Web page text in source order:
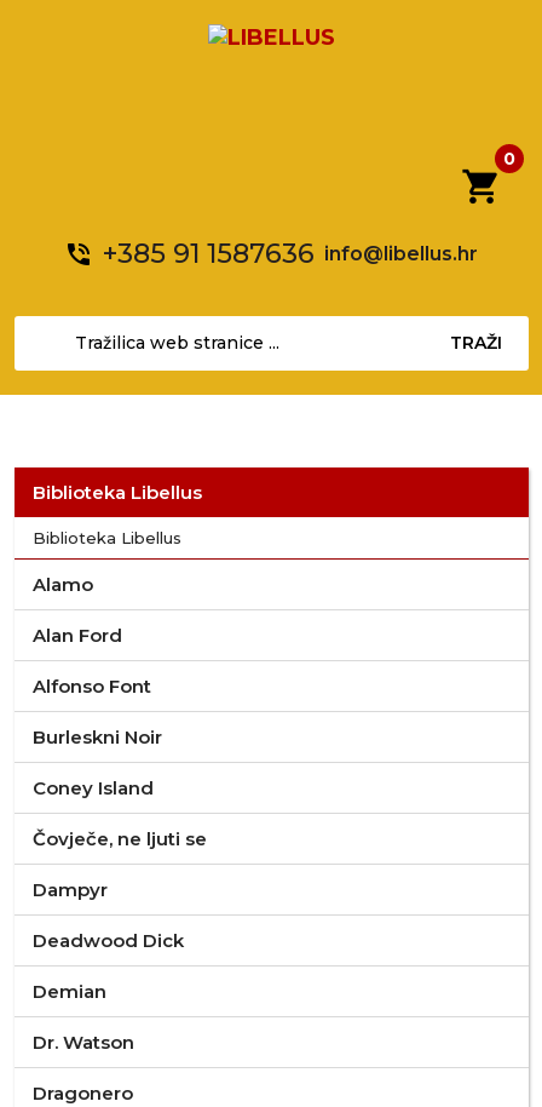
shopping_cart
0
phone_in_talk +385 91 1587636 info@libellus.hr
TRAŽI
Biblioteka Libellus
Biblioteka Libellus
Alamo
Alan Ford
Alfonso Font
Burleskni Noir
Coney Island
Čovječe, ne ljuti se
Dampyr
Deadwood Dick
Demian
Dr. Watson
Dragonero